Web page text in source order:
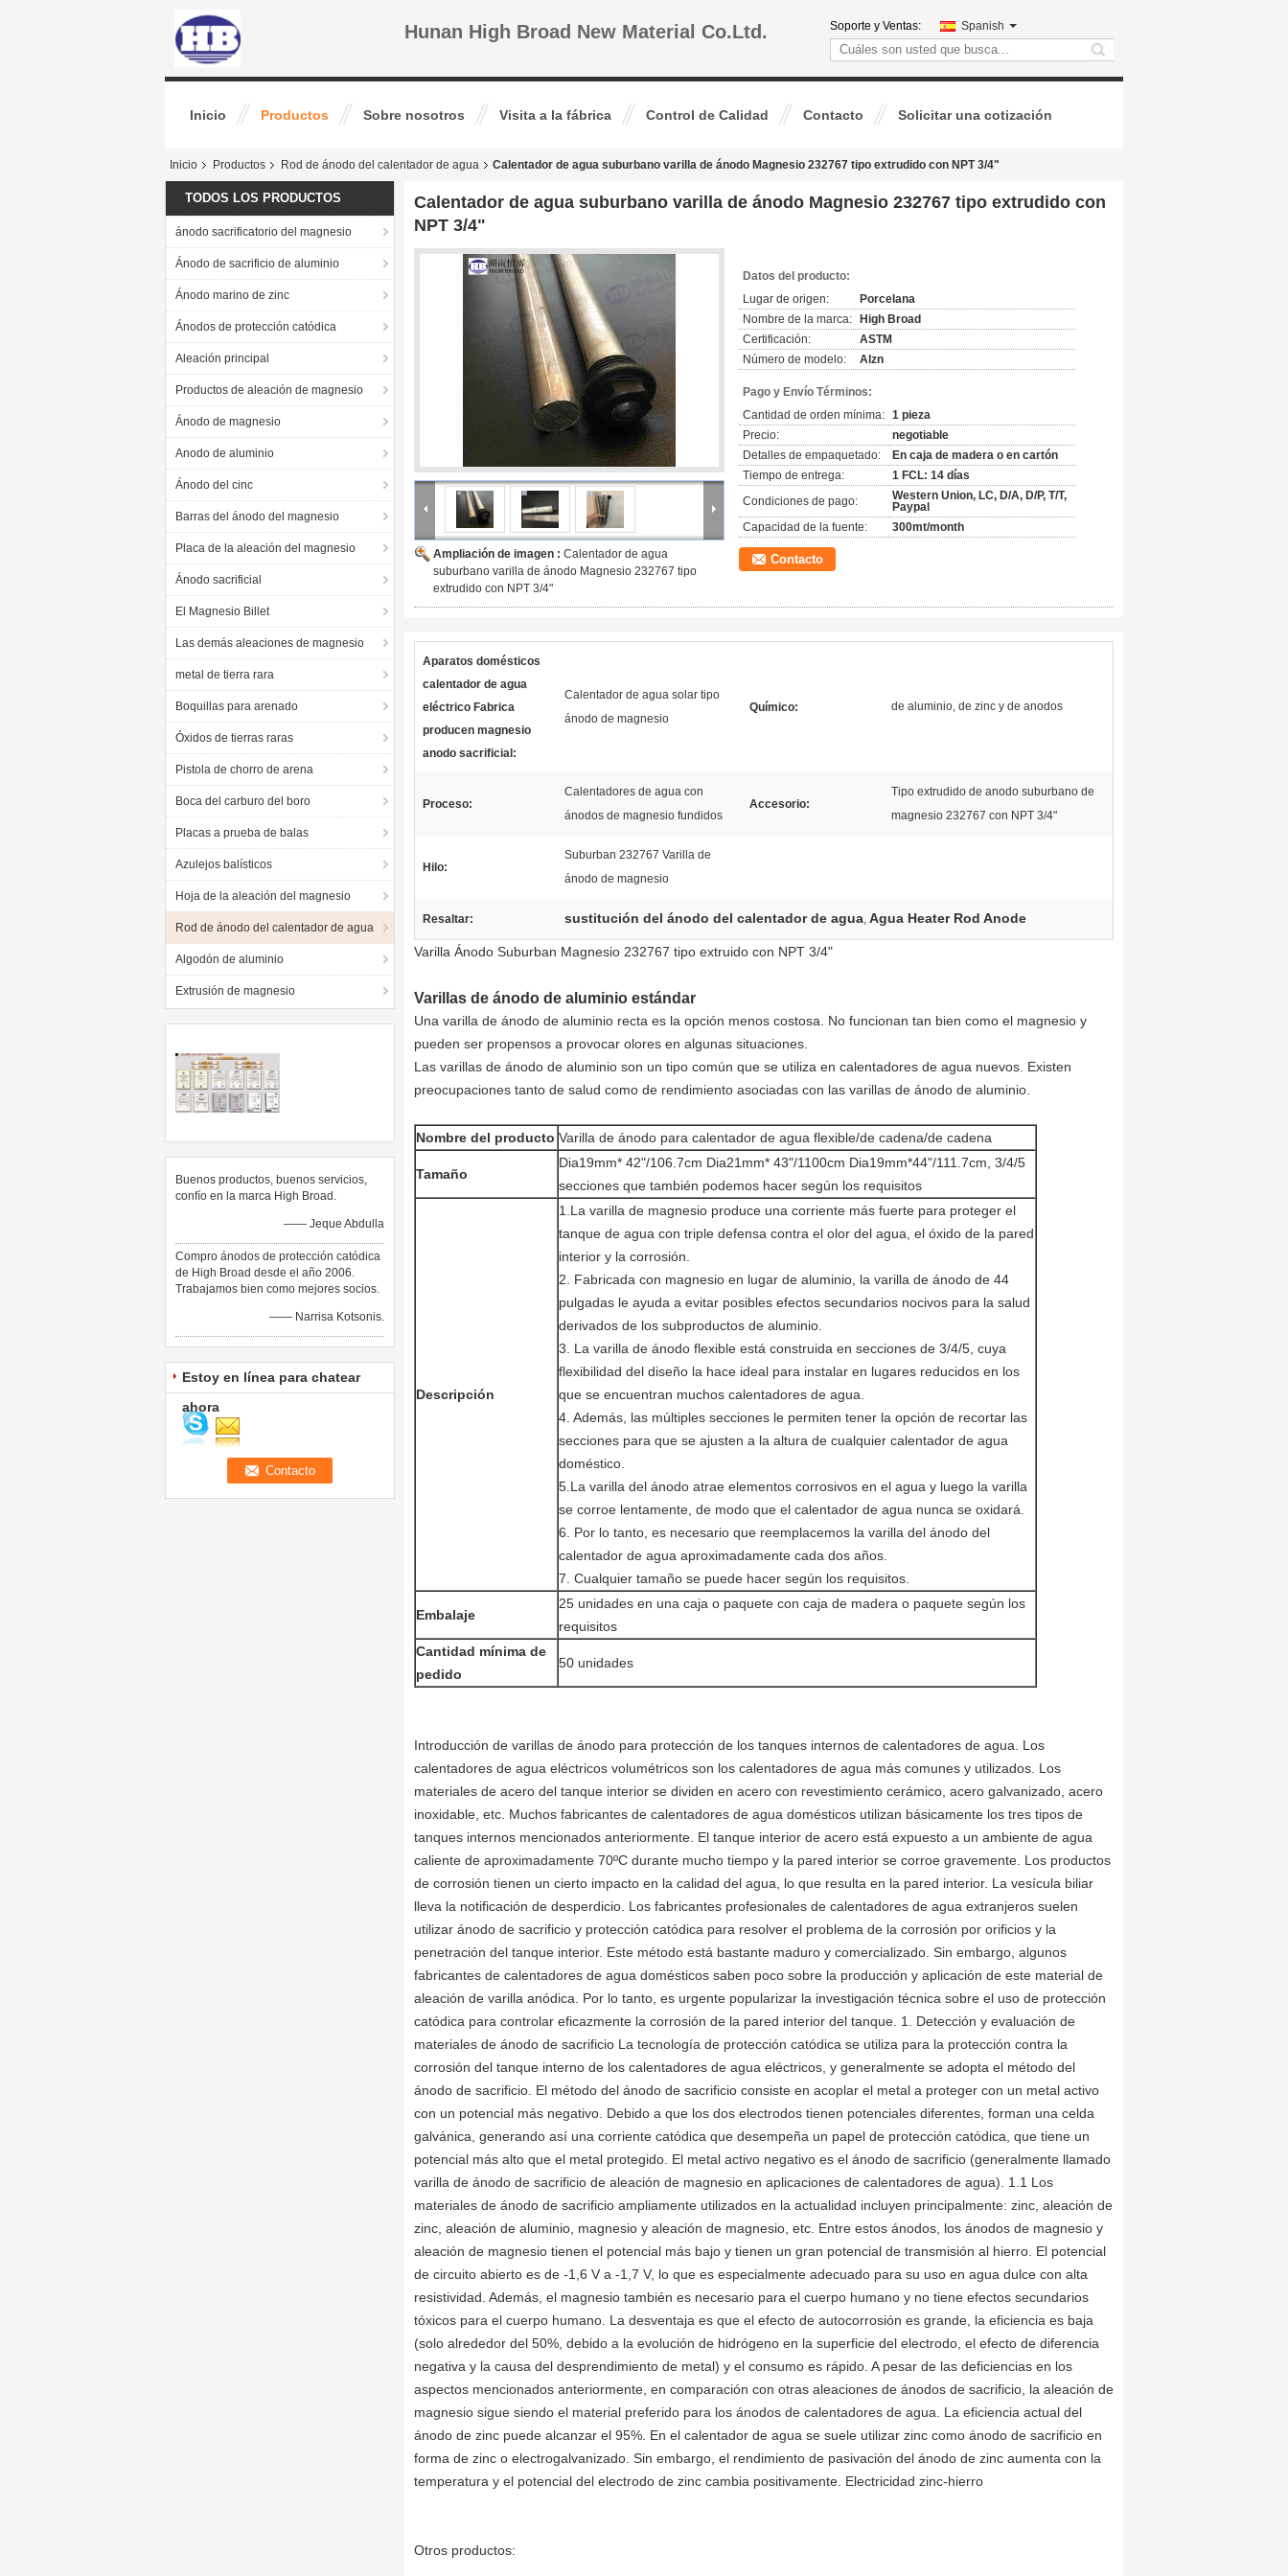
Hunan High Broad New Material Co.Ltd. Soporte y Ventas: Spanish
search
Inicio Productos Sobre nosotros Visita a la fábrica Control de Calidad Contacto Solicitar una cotización
Inicio Productos Rod de ánodo del calentador de agua Calentador de agua suburbano varilla de ánodo Magnesio 232767 tipo extrudido con NPT 3/4"
TODOS LOS PRODUCTOS
ánodo sacrificatorio del magnesio
Ánodo de sacrificio de aluminio
Ánodo marino de zinc
Ánodos de protección catódica
Aleación principal
Productos de aleación de magnesio
Ánodo de magnesio
Anodo de aluminio
Ánodo del cinc
Barras del ánodo del magnesio
Placa de la aleación del magnesio
Ánodo sacrificial
El Magnesio Billet
Las demás aleaciones de magnesio
metal de tierra rara
Boquillas para arenado
Óxidos de tierras raras
Pistola de chorro de arena
Boca del carburo del boro
Placas a prueba de balas
Azulejos balísticos
Hoja de la aleación del magnesio
Rod de ánodo del calentador de agua
Algodón de aluminio
Extrusión de magnesio
Buenos productos, buenos servicios,
confío en la marca High Broad.
—— Jeque Abdulla
Compro ánodos de protección catódica
de High Broad desde el año 2006.
Trabajamos bien como mejores socios.
—— Narrisa Kotsonis.
Estoy en línea para chatear
ahora
Calentador de agua suburbano varilla de ánodo Magnesio 232767 tipo extrudido con
NPT 3/4"
Ampliación de imagen : Calentador de agua
suburbano varilla de ánodo Magnesio 232767 tipo
extrudido con NPT 3/4"
Datos del producto:
Lugar de origen:
Porcelana
Nombre de la marca:
High Broad
Certificación:
ASTM
Número de modelo:
Alzn
Pago y Envío Términos:
Cantidad de orden mínima: 1 pieza
Precio:
negotiable
Detalles de empaquetado:
En caja de madera o en cartón
Tiempo de entrega:
1 FCL: 14 días
Condiciones de pago:
Western Union, LC, D/A, D/P, T/T,
Paypal
Capacidad de la fuente:
300mt/month
Contacto
Aparatos domésticos
calentador de agua
eléctrico Fabrica
producen magnesio
anodo sacrificial:
Calentador de agua solar tipo
ánodo de magnesio
Químico: de aluminio, de zinc y de anodos
Proceso:
Calentadores de agua con
ánodos de magnesio fundidos
Accesorio:
Tipo extrudido de anodo suburbano de
magnesio 232767 con NPT 3/4"
Hilo:
Suburban 232767 Varilla de
ánodo de magnesio
Resaltar: sustitución del ánodo del calentador de agua, Agua Heater Rod Anode
Varilla Ánodo Suburban Magnesio 232767 tipo extruido con NPT 3/4"
Varillas de ánodo de aluminio estándar
Una varilla de ánodo de aluminio recta es la opción menos costosa. No funcionan tan bien como el magnesio y
pueden ser propensos a provocar olores en algunas situaciones.
Las varillas de ánodo de aluminio son un tipo común que se utiliza en calentadores de agua nuevos. Existen
preocupaciones tanto de salud como de rendimiento asociadas con las varillas de ánodo de aluminio.
Nombre del producto Varilla de ánodo para calentador de agua flexible/de cadena/de cadena
Tamaño
Dia19mm* 42"/106.7cm Dia21mm* 43"/1100cm Dia19mm*44"/111.7cm, 3/4/5
secciones que también podemos hacer según los requisitos
Descripción
1.La varilla de magnesio produce una corriente más fuerte para proteger el
tanque de agua con triple defensa contra el olor del agua, el óxido de la pared
interior y la corrosión.
2. Fabricada con magnesio en lugar de aluminio, la varilla de ánodo de 44
pulgadas le ayuda a evitar posibles efectos secundarios nocivos para la salud
derivados de los subproductos de aluminio.
3. La varilla de ánodo flexible está construida en secciones de 3/4/5, cuya
flexibilidad del diseño la hace ideal para instalar en lugares reducidos en los
que se encuentran muchos calentadores de agua.
4. Además, las múltiples secciones le permiten tener la opción de recortar las
secciones para que se ajusten a la altura de cualquier calentador de agua
doméstico.
5.La varilla del ánodo atrae elementos corrosivos en el agua y luego la varilla
se corroe lentamente, de modo que el calentador de agua nunca se oxidará.
6. Por lo tanto, es necesario que reemplacemos la varilla del ánodo del
calentador de agua aproximadamente cada dos años.
7. Cualquier tamaño se puede hacer según los requisitos.
Embalaje
25 unidades en una caja o paquete con caja de madera o paquete según los
requisitos
Cantidad mínima de
pedido
50 unidades
Introducción de varillas de ánodo para protección de los tanques internos de calentadores de agua. Los
calentadores de agua eléctricos volumétricos son los calentadores de agua más comunes y utilizados. Los
materiales de acero del tanque interior se dividen en acero con revestimiento cerámico, acero galvanizado, acero
inoxidable, etc. Muchos fabricantes de calentadores de agua domésticos utilizan básicamente los tres tipos de
tanques internos mencionados anteriormente. El tanque interior de acero está expuesto a un ambiente de agua
caliente de aproximadamente 70ºC durante mucho tiempo y la pared interior se corroe gravemente. Los productos
de corrosión tienen un cierto impacto en la calidad del agua, lo que resulta en la pared interior. La vesícula biliar
lleva la notificación de desperdicio. Los fabricantes profesionales de calentadores de agua extranjeros suelen
utilizar ánodo de sacrificio y protección catódica para resolver el problema de la corrosión por orificios y la
penetración del tanque interior. Este método está bastante maduro y comercializado. Sin embargo, algunos
fabricantes de calentadores de agua domésticos saben poco sobre la producción y aplicación de este material de
aleación de varilla anódica. Por lo tanto, es urgente popularizar la investigación técnica sobre el uso de protección
catódica para controlar eficazmente la corrosión de la pared interior del tanque. 1. Detección y evaluación de
materiales de ánodo de sacrificio La tecnología de protección catódica se utiliza para la protección contra la
corrosión del tanque interno de los calentadores de agua eléctricos, y generalmente se adopta el método del
ánodo de sacrificio. El método del ánodo de sacrificio consiste en acoplar el metal a proteger con un metal activo
con un potencial más negativo. Debido a que los dos electrodos tienen potenciales diferentes, forman una celda
galvánica, generando así una corriente catódica que desempeña un papel de protección catódica, que tiene un
potencial más alto que el metal protegido. El metal activo negativo es el ánodo de sacrificio (generalmente llamado
varilla de ánodo de sacrificio de aleación de magnesio en aplicaciones de calentadores de agua). 1.1 Los
materiales de ánodo de sacrificio ampliamente utilizados en la actualidad incluyen principalmente: zinc, aleación de
zinc, aleación de aluminio, magnesio y aleación de magnesio, etc. Entre estos ánodos, los ánodos de magnesio y
aleación de magnesio tienen el potencial más bajo y tienen un gran potencial de transmisión al hierro. El potencial
de circuito abierto es de -1,6 V a -1,7 V, lo que es especialmente adecuado para su uso en agua dulce con alta
resistividad. Además, el magnesio también es necesario para el cuerpo humano y no tiene efectos secundarios
tóxicos para el cuerpo humano. La desventaja es que el efecto de autocorrosión es grande, la eficiencia es baja
(solo alrededor del 50%, debido a la evolución de hidrógeno en la superficie del electrodo, el efecto de diferencia
negativa y la causa del desprendimiento de metal) y el consumo es rápido. A pesar de las deficiencias en los
aspectos mencionados anteriormente, en comparación con otras aleaciones de ánodos de sacrificio, la aleación de
magnesio sigue siendo el material preferido para los ánodos de calentadores de agua. La eficiencia actual del
ánodo de zinc puede alcanzar el 95%. En el calentador de agua se suele utilizar zinc como ánodo de sacrificio en
forma de zinc o electrogalvanizado. Sin embargo, el rendimiento de pasivación del ánodo de zinc aumenta con la
temperatura y el potencial del electrodo de zinc cambia positivamente. Electricidad zinc-hierro
Otros productos: